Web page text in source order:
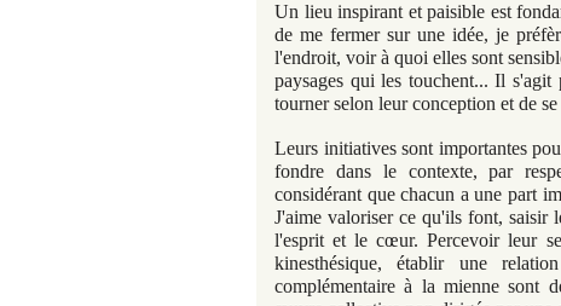
Un lieu inspirant et paisible est
de me fermer sur une idée, je
l'endroit, voir à quoi elles sont
paysages qui les touchent... Il
tourner selon leur conception et de
Leurs initiatives sont importantes
fondre dans le contexte, par
considérant que chacun a une part
J'aime valoriser ce qu'ils font, saisir
l'esprit et le cœur. Percevoir leur
kinesthésique, établir une
complémentaire à la mienne sont